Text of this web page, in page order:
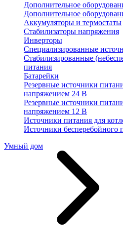
Дополнительное
Дополнительное
Аккумуляторы и термостаты
Стабилизаторы напряжения
Инверторы
Специализированные
Стабилизированные
питания
Батарейки
Резервные источники
напряжением 24 В
Резервные источники
напряжением 12 В
Источники питания для
Источники бесперебойного
Умный дом